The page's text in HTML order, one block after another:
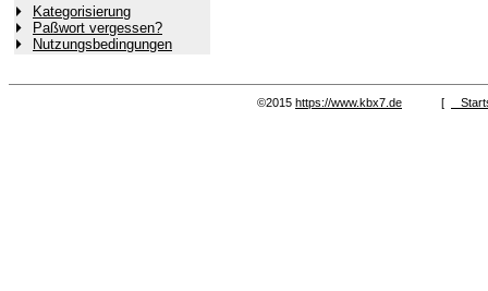
Kategorisierung
Paßwort vergessen?
Nutzungsbedingungen
©2015 https://www.kbx7.de [